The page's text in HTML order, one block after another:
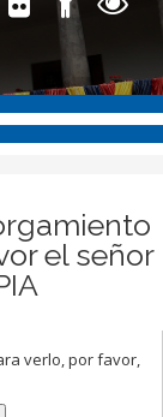
el señor
verlo, por favor,